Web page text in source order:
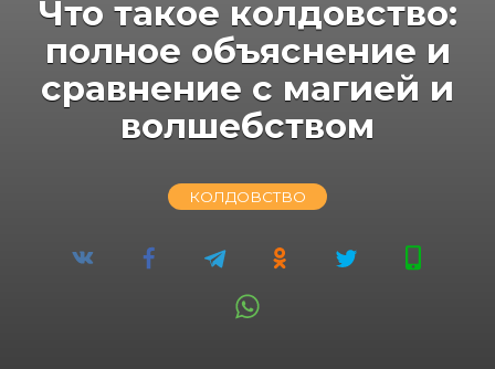
Что такое колдовство:
полное объяснение и
сравнение с магией и
волшебством
КОЛДОВСТВО